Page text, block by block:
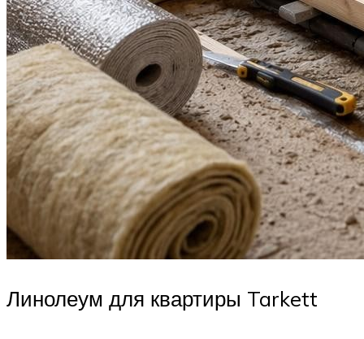
Линолеум для квартиры Tarkett